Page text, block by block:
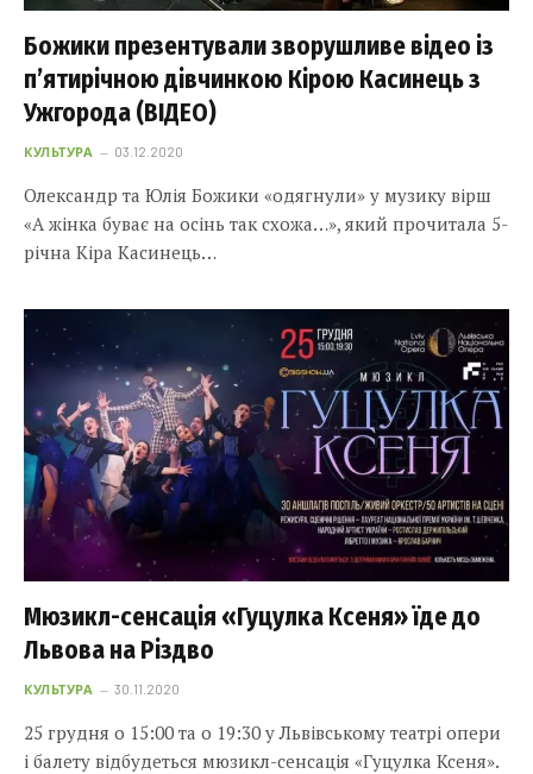
Божики презентували зворушливе відео із
п’ятирічною дівчинкою Кірою Касинець з
Ужгорода (ВІДЕО)
КУЛЬТУРА 03.12.2020
Олександр та Юлія Божики «одягнули» у музику вірш
«А жінка буває на осінь так схожа…», який прочитала 5-
річна Кіра Касинець…
Мюзикл-сенсація «Гуцулка Ксеня» їде до
Львова на Різдво
КУЛЬТУРА 30.11.2020
25 грудня о 15:00 та о 19:30 у Львівському театрі опери
і балету відбудеться мюзикл-сенсація «Гуцулка Ксеня».